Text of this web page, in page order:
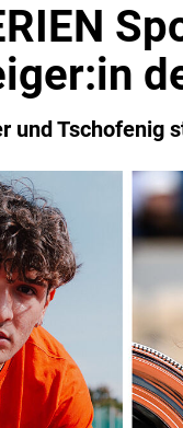
und Tschofenig